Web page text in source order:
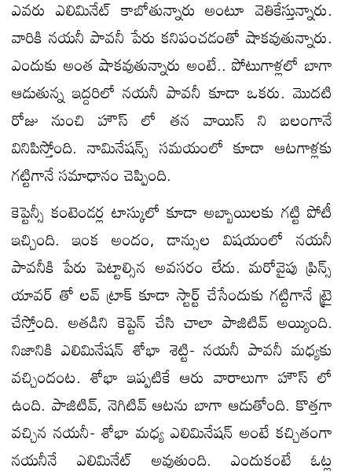
ఎవరు ఎలిమినేట్ కాబోతున్నారు అంటూ వెతికేస్తున్నారు.
వారికి నయనీ పావనీ పేరు కనిపంచడంతో షాకవుతున్నారు.
ఎందుకు అంత షాకవుతున్నారు అంటే.. పోటుగాళ్లలో బాగా
ఆడుతున్న ఇద్దరిలో నయనీ పావనీ కూడా ఒకరు. మొదటి
రోజు నుంచి హౌస్ లో తన వాయిస్ ని బలంగానే
వినిపిస్తోంది. నామినేషన్స్ సమయంలో కూడా ఆటగాళ్లకు
గట్టిగానే సమాధానం చెప్పింది.
కెప్టెన్సీ కంటెండర్ల టాస్కులో కూడా అబ్బాయిలకు గట్టి పోటీ
ఇచ్చింది. ఇంక అందం, డాన్సుల విషయంలో నయనీ
పావనీకి పేరు పెట్టాల్సిన అవసరం లేదు. మరోవైపు ప్రిన్స్
యావర్ తో లవ్ ట్రాక్ కూడా స్టార్ట్ చేసేందుకు గట్టిగానే ట్రై
చేస్తోంది. అతడిని కెప్టెన్ చేసి చాలా పాజిటివ్ అయ్యింది.
నిజానికి ఎలిమినేషన్ శోభా శెట్టి- నయనీ పావనీ మధ్యకు
వచ్చిందంట. శోభా ఇప్పటికే ఆరు వారాలుగా హౌస్ లో
ఉంది. పాజిటివ్, నెగిటివ్ ఆటను బాగా ఆడుతోంది. కొత్తగా
వచ్చిన నయనీ- శోభా మధ్య ఎలిమినేషన్ అంటే కచ్చితంగా
నయనీనే ఎలిమినేట్ అవుతుంది. ఎందుకంటే ఓట్ల